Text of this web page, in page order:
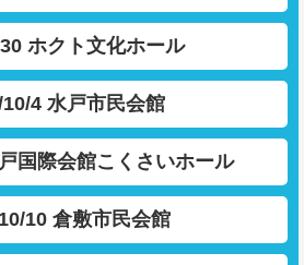
ホクト文化ホール
4 水戸市民会館
国際会館こくさいホール
10 倉敷市民会館